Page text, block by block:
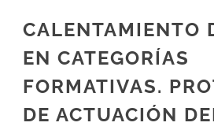
CALENTAMIENTO
EN CATEGORÍAS
FORMATIVAS.
DE ACTUACIÓN